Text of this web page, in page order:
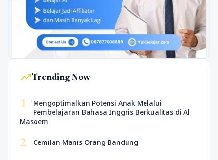
trending_upTrending Now
1
Mengoptimalkan Potensi Anak Melalui
Pembelajaran Bahasa Inggris Berkualitas di Al
Masoem
2 Cemilan Manis Orang Bandung